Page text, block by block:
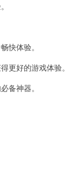
快体验。
好的游戏体验。
备神器。